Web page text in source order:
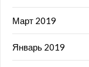
Март 2019
Январь 2019